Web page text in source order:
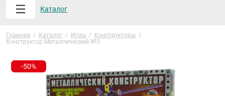
Каталог
Главная / Каталог / Игры / Конструкторы /
Конструктор Металлический №3
-50%